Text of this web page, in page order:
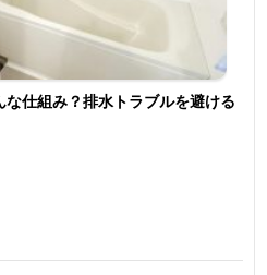
仕組み？排水トラブルを避ける